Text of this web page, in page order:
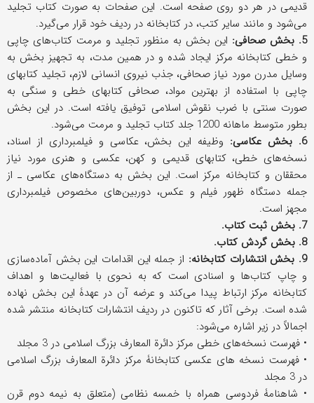
قدیمی در هر دو روی صفحه است. این صفحات به صورت کتاب تجلید
می‌شود و مانند سایر کتب، در کتابخانه در ردیف خود قرار می‌گیرد.
5. بخش صحافی:
این بخش به منظور تجلید و مرمت کتاب‌های چاپی
و خطی کتابخانه مرکز ایجاد شده و در همین مدت، به تجهیز بخش به
وسایل مدرن مورد نیاز صحافی، جذب نیروی انسانی لازم، تجلید کتابهای
چاپی با استفاده از بهترین مواد، صحافی کتابهای خطی و سنگی به
صورت سنتی با ضرب نقوش اسلامی توفیق یافته است. در این بخش
بطور متوسط ماهانه 1200 جلد کتاب تجلید و مرمت می‌شود.
6. بخش عکاسی:
وظیفه این بخش، عکاسی و فیلمبرداری از اسناد،
نسخه‌های خطی، کتابهای قدیمی و کهن، عکسی و هنری مورد نیاز
محققان و کتابخانه مرکز است. این بخش به دستگاه‌های عکاسی ـ از
جمله دستگاه ظهور فیلم و عکس، دوربین‌های مخصوص فیلمبرداری
مجهز است.
7. بخش ثبت کتاب.
8. بخش گردش کتاب.
9. بخش انتشارات کتابخانه:
از جمله این اقدامات این بخش آماده‌سازی
و چاپ کتاب‌ها و اسنادی است که به نحوی با فعالیت‌ها و اهداف
کتابخانه مرکز ارتباط پیدا می‌کند و عرضه آن در عهدۀ این بخش نهاده
شده است. برخی آثار که تاکنون در ردیف انتشارات کتابخانه منتشر شده
اجمالاً در زیر اشاره می‌شود:
• فهرست نسخه‌های خطی مرکز دائرة المعارف بزرگ اسلامی در 3 مجلد
• فهرست نسخه های عکسی کتابخانۀ مرکز دائرة المعارف بزرگ اسلامی
در 3 مجلد
• شاهنامۀ فردوسی همراه با خمسه نظامی (متعلق به نیمه دوم قرن